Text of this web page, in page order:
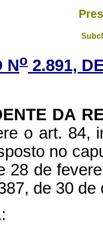
No 2.891,
DA
o art. 84,
no
28 de
de 30
: